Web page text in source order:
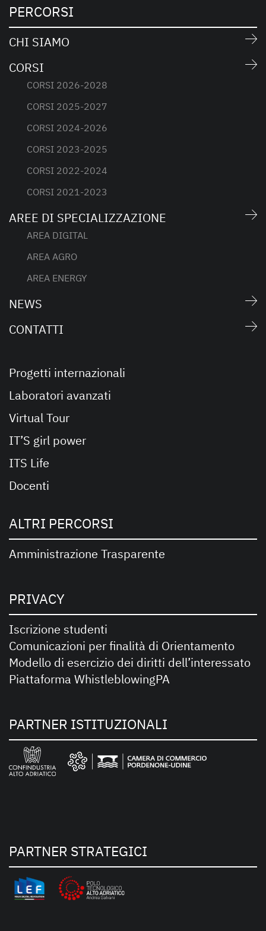
PERCORSI
CHI SIAMO
CORSI
CORSI 2026-2028
CORSI 2025-2027
CORSI 2024-2026
CORSI 2023-2025
CORSI 2022-2024
CORSI 2021-2023
AREE DI SPECIALIZZAZIONE
AREA DIGITAL
AREA AGRO
AREA ENERGY
NEWS
CONTATTI
Progetti internazionali
Laboratori avanzati
Virtual Tour
IT’S girl power
ITS Life
Docenti
ALTRI PERCORSI
Amministrazione Trasparente
PRIVACY
Iscrizione studenti
Comunicazioni per finalità di Orientamento
Modello di esercizio dei diritti dell’interessato
Piattaforma WhistleblowingPA
PARTNER ISTITUZIONALI
PARTNER STRATEGICI